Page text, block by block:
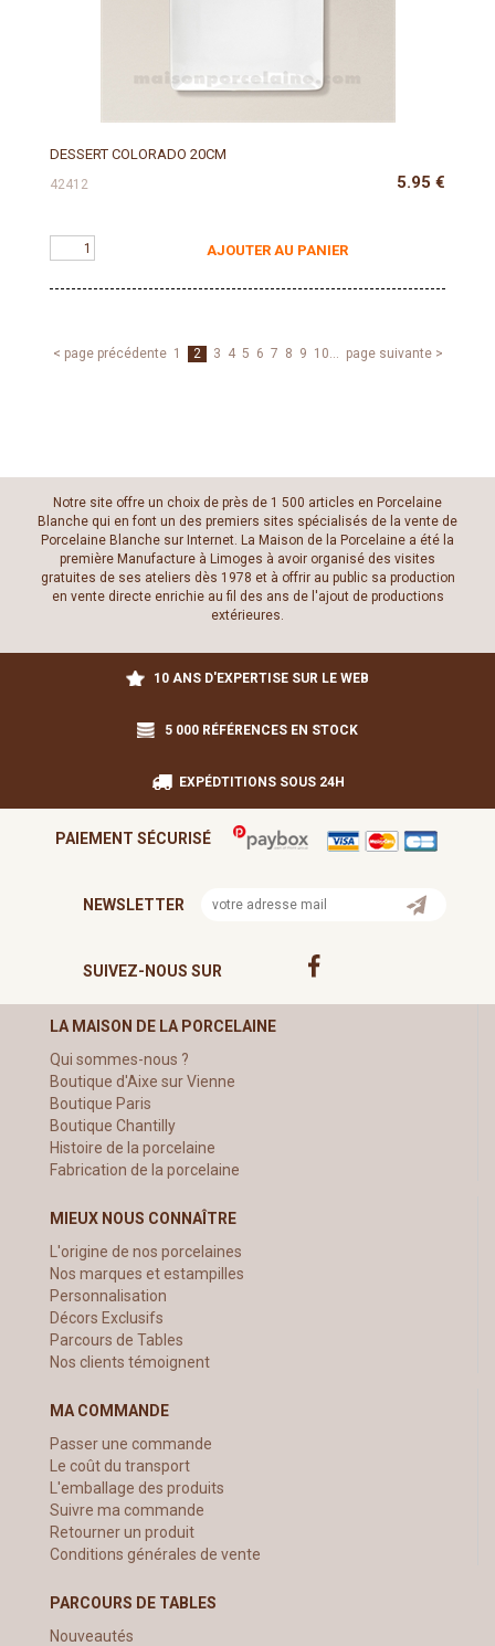
DESSERT COLORADO 20CM
42412 5.95 €
AJOUTER AU PANIER
< page précédente 1 2 3 4 5 6 7 8 9 10... page suivante >
Notre site offre un choix de près de 1 500 articles en Porcelaine
Blanche qui en font un des premiers sites spécialisés de la vente de
Porcelaine Blanche sur Internet. La Maison de la Porcelaine a été la
première Manufacture à Limoges à avoir organisé des visites
gratuites de ses ateliers dès 1978 et à offrir au public sa production
en vente directe enrichie au fil des ans de l'ajout de productions
extérieures.
10 ANS D'EXPERTISE SUR LE WEB
5 000 RÉFÉRENCES EN STOCK
EXPÉDTITIONS SOUS 24H
PAIEMENT SÉCURISÉ
NEWSLETTER
SUIVEZ-NOUS SUR
LA MAISON DE LA PORCELAINE
Qui sommes-nous ?
Boutique d'Aixe sur Vienne
Boutique Paris
Boutique Chantilly
Histoire de la porcelaine
Fabrication de la porcelaine
MIEUX NOUS CONNAÎTRE
L'origine de nos porcelaines
Nos marques et estampilles
Personnalisation
Décors Exclusifs
Parcours de Tables
Nos clients témoignent
MA COMMANDE
Passer une commande
Le coût du transport
L'emballage des produits
Suivre ma commande
Retourner un produit
Conditions générales de vente
PARCOURS DE TABLES
Nouveautés